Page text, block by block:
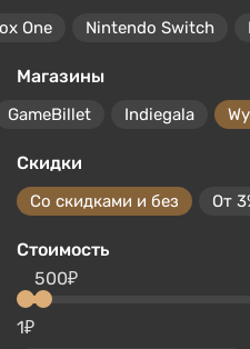
One Nintendo Switch
Магазины
GameBillet Indiegala
Скидки
Со скидками и без От
Стоимость
1₽
500₽